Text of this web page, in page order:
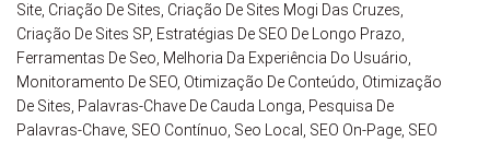
Site Criação De Sites Criação De Sites Mogi Das Cruzes
Criação De Sites SP, Estratégias De SEO De Longo Prazo
Ferramentas De Seo Melhoria Da Experiência Do Usuário
Monitoramento De SEO Otimização De Conteúdo Otimização
De Sites Palavras-Chave De Cauda Longa Pesquisa De
Palavras-Chave SEO Contínuo Seo Local SEO On-Page SEO